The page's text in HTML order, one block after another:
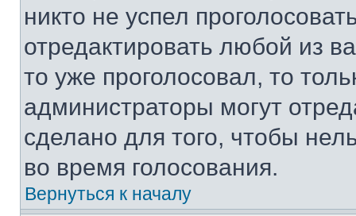
никто не успел
отредактировать любой из
то уже проголосовал, то
администраторы могут
сделано для того, чтобы
во время голосования.
Вернуться к началу